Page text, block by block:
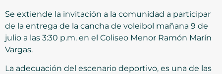
Se extiende la invitación a la comunidad a participar
de la entrega de la cancha de voleibol mañana 9 de
julio a las 3:30 p.m. en el Coliseo Menor Ramón Marín
Vargas.
La adecuación del escenario deportivo, es una de las